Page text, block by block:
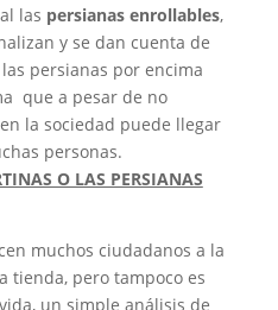
las persianas enrollables,
y se dan cuenta de
persianas por encima
que a pesar de no
la sociedad puede llegar
personas.
O LAS PERSIANAS
muchos ciudadanos a la
tienda, pero tampoco es
un simple análisis de